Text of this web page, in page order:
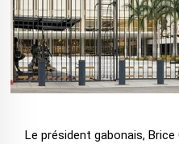
Le président gabonais,